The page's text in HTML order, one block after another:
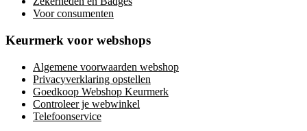
Voor consumenten
Keurmerk voor webshops
Algemene voorwaarden webshop
Privacyverklaring opstellen
Goedkoop Webshop Keurmerk
Controleer je webwinkel
Telefoonservice